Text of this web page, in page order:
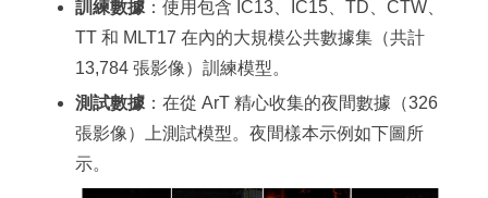
訓練數據 ：使用包含 IC13、IC15、TD、CTW、
TT 和 MLT17 在內的大規模公共數據集（共計
13,784 張影像）訓練模型。
測試數據 ：在從 ArT 精心收集的夜間數據（326
張影像）上測試模型。夜間樣本示例如下圖所
示。